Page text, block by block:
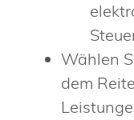
Wählen
dem